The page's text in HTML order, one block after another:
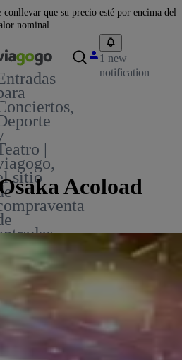
conllevar que su precio esté por encima del
nominal.
|
sitio
1 new
notification
Acoload